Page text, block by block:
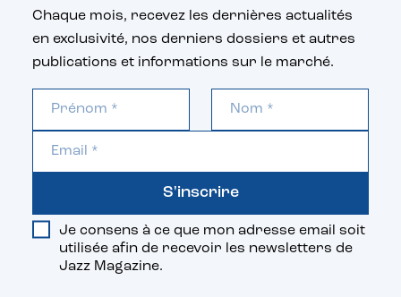
Chaque mois, recevez les dernières actualités
en exclusivité, nos derniers dossiers et autres
publications et informations sur le marché.
Je consens à ce que mon adresse email soit
utilisée afin de recevoir les newsletters de
Jazz Magazine.
S'inscrire